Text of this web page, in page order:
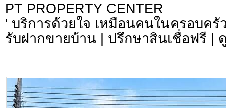
PT PROPERTY CENTER
' บริการด้วยใจ เหมือนคนในครอบครั
รับฝากขายบ้าน | ปรึกษาสินเชื่อฟรี |